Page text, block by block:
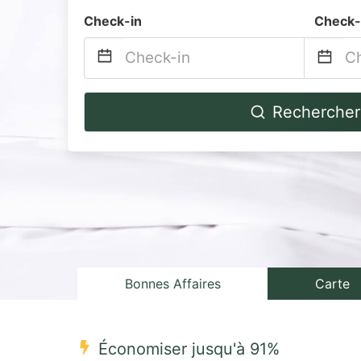
Check-in
Navigate
to
calendar
select
Press
to
Rechercher
Bonnes Affaires Carte
Économiser jusqu'à 91%